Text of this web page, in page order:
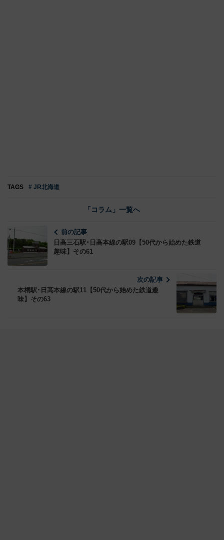
TAGS # JR北海道
「コラム」一覧へ
前の記事
日高三石駅･日高本線の駅09【50代から始めた鉄道
趣味】その61
次の記事
本桐駅･日高本線の駅11【50代から始めた鉄道趣
味】その63